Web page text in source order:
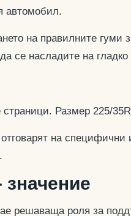
автомобил.
на правилните
се насладите на
Размер 225/
на
значение
решаваща роля за